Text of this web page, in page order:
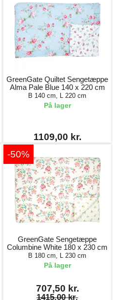
GreenGate Quiltet Sengetæppe
Alma Pale Blue 140 x 220 cm
B 140 cm, L 220 cm
På lager
1109,00 kr.
-50%
GreenGate Sengetæppe
Columbine White 180 x 230 cm
B 180 cm, L 230 cm
På lager
707,50 kr.
1415,00 kr.